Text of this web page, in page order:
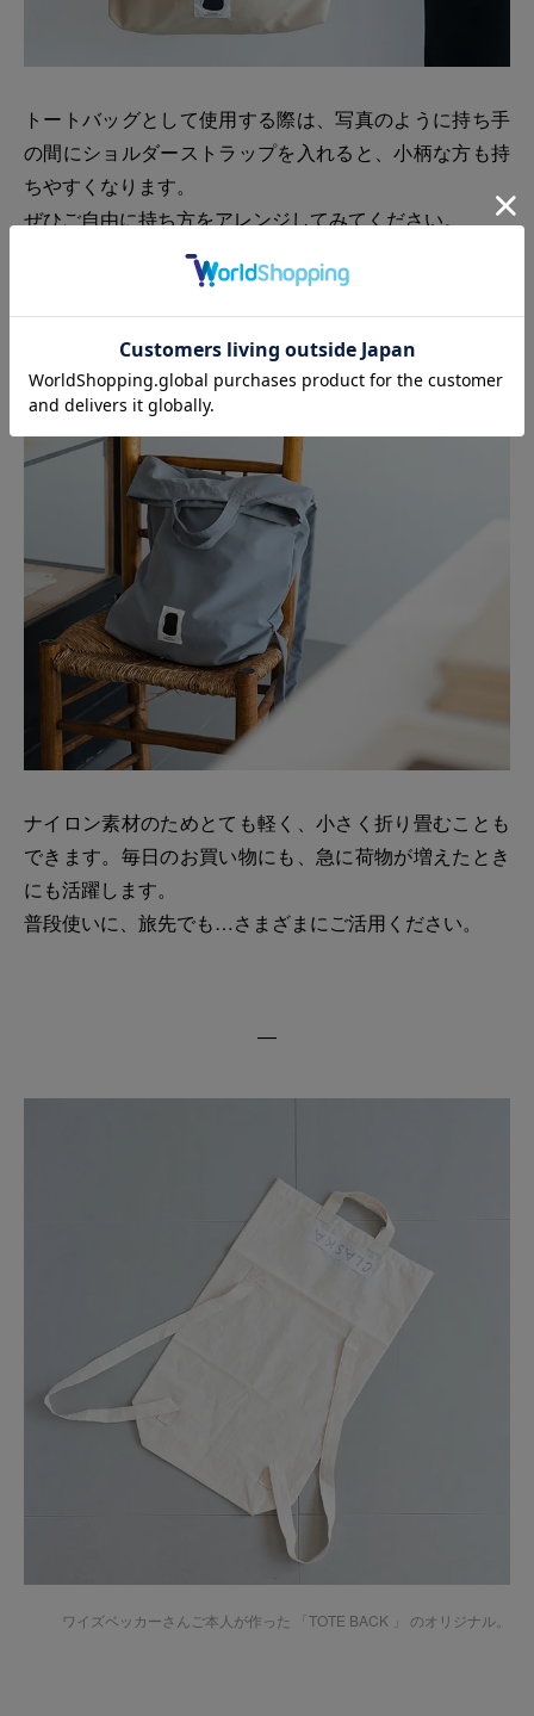
トートバッグとして使用する際は、写真のように持ち手
の間にショルダーストラップを入れると、小柄な方も持
ちやすくなります。
ぜひご自由に持ち方をアレンジしてみてください。
ナイロン素材のためとても軽く、小さく折り畳むことも
できます。毎日のお買い物にも、急に荷物が増えたとき
にも活躍します。
普段使いに、旅先でも…さまざまにご活用ください。
―
ワイズベッカーさんご本人が作った 「TOTE BACK 」 のオリジナル。